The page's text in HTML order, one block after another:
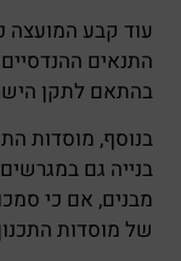
עוד קבע המועצה
התנאים
בהתאם לתקן
בנוסף, מוסדות
בנייה גם
מבנים, אם כי
של מוסדות